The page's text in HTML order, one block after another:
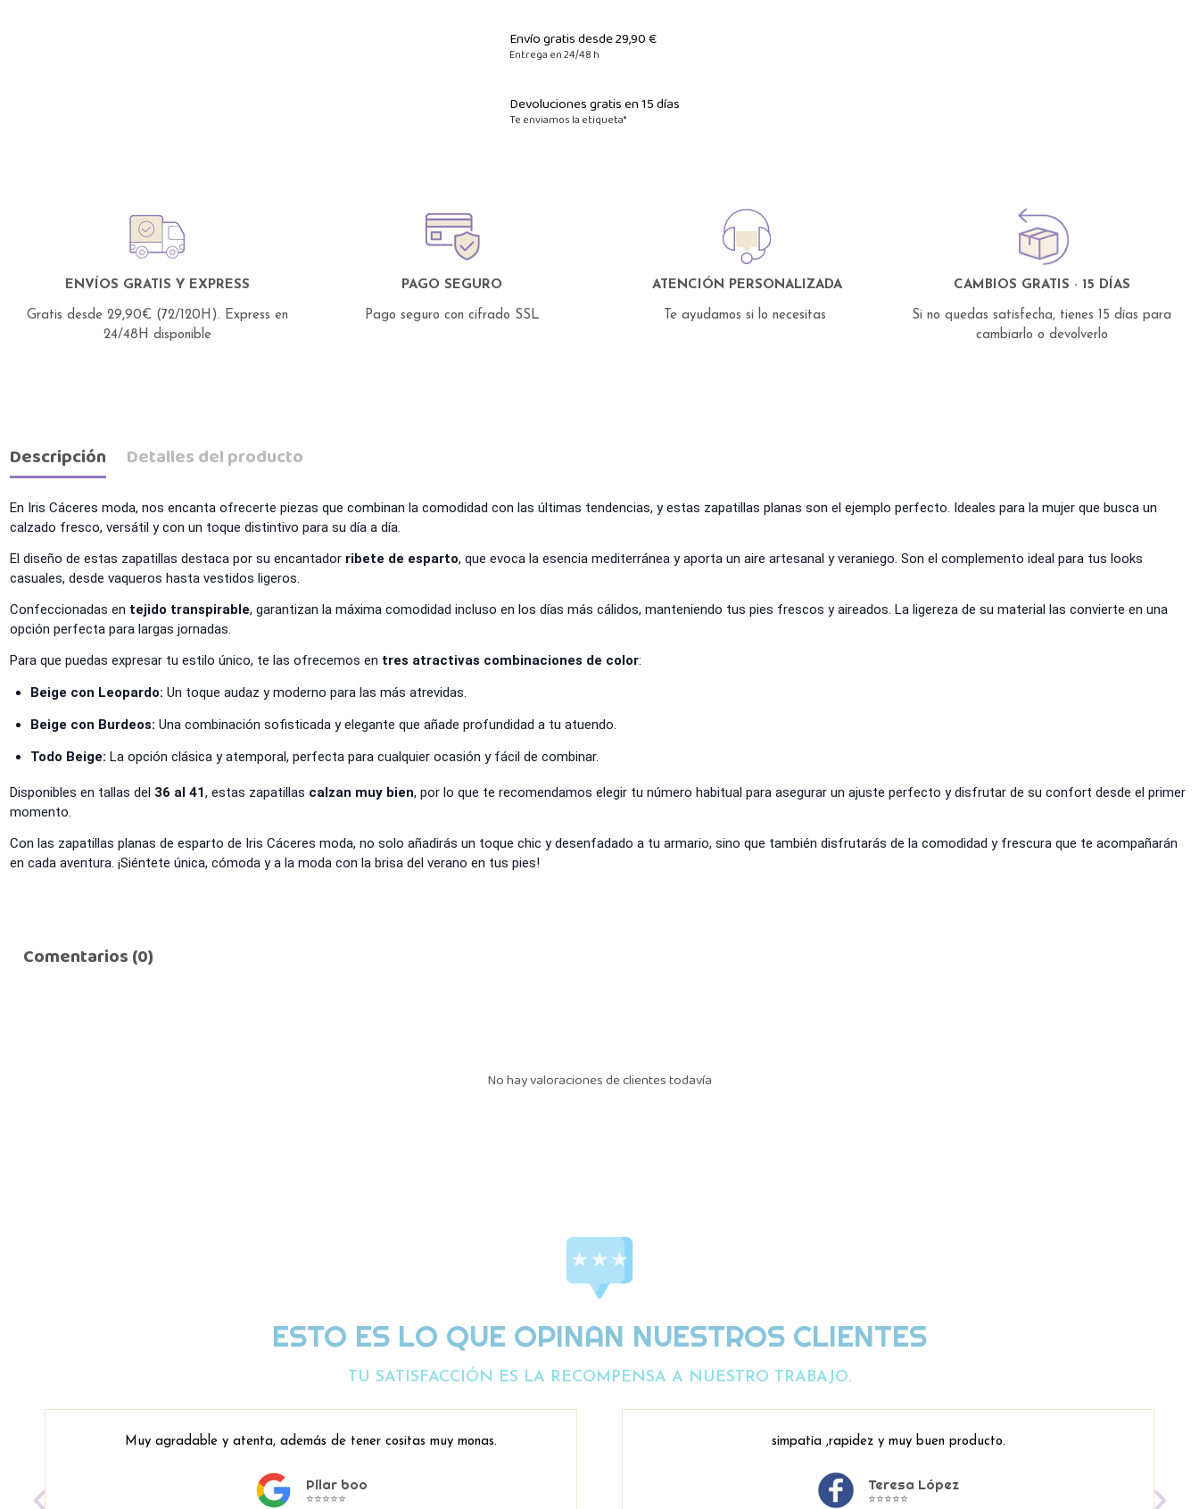
Envío gratis desde 29,90 €
Entrega en 24/48 h
Devoluciones gratis en 15 días
Te enviamos la etiqueta*
ENVÍOS GRATIS Y EXPRESS
Gratis desde 29,90€ (72/120H). Express en
24/48H disponible
PAGO SEGURO
Pago seguro con cifrado SSL
ATENCIÓN PERSONALIZADA
Te ayudamos si lo necesitas
CAMBIOS GRATIS · 15 DÍAS
Si no quedas satisfecha, tienes 15 días para
cambiarlo o devolverlo
Descripción Detalles del producto
En Iris Cáceres moda, nos encanta ofrecerte piezas que combinan la comodidad con las últimas tendencias, y estas zapatillas planas son el ejemplo perfecto. Ideales para la mujer que busca un
calzado fresco, versátil y con un toque distintivo para su día a día.
El diseño de estas zapatillas destaca por su encantador ribete de esparto, que evoca la esencia mediterránea y aporta un aire artesanal y veraniego. Son el complemento ideal para tus looks
casuales, desde vaqueros hasta vestidos ligeros.
Confeccionadas en tejido transpirable, garantizan la máxima comodidad incluso en los días más cálidos, manteniendo tus pies frescos y aireados. La ligereza de su material las convierte en una
opción perfecta para largas jornadas.
Para que puedas expresar tu estilo único, te las ofrecemos en tres atractivas combinaciones de color:
Beige con Leopardo: Un toque audaz y moderno para las más atrevidas.
Beige con Burdeos: Una combinación sofisticada y elegante que añade profundidad a tu atuendo.
Todo Beige: La opción clásica y atemporal, perfecta para cualquier ocasión y fácil de combinar.
Disponibles en tallas del 36 al 41, estas zapatillas calzan muy bien, por lo que te recomendamos elegir tu número habitual para asegurar un ajuste perfecto y disfrutar de su confort desde el primer
momento.
Con las zapatillas planas de esparto de Iris Cáceres moda, no solo añadirás un toque chic y desenfadado a tu armario, sino que también disfrutarás de la comodidad y frescura que te acompañarán
en cada aventura. ¡Siéntete única, cómoda y a la moda con la brisa del verano en tus pies!
Comentarios (0)
No hay valoraciones de clientes todavía
ESTO ES LO QUE OPINAN NUESTROS CLIENTES
TU SATISFACCIÓN ES LA RECOMPENSA A NUESTRO TRABAJO.
Muy agradable y atenta, además de tener cositas muy monas.
Pilar boo
⭐⭐⭐⭐⭐
simpatía ,rapidez y muy buen producto.
Teresa López
⭐⭐⭐⭐⭐